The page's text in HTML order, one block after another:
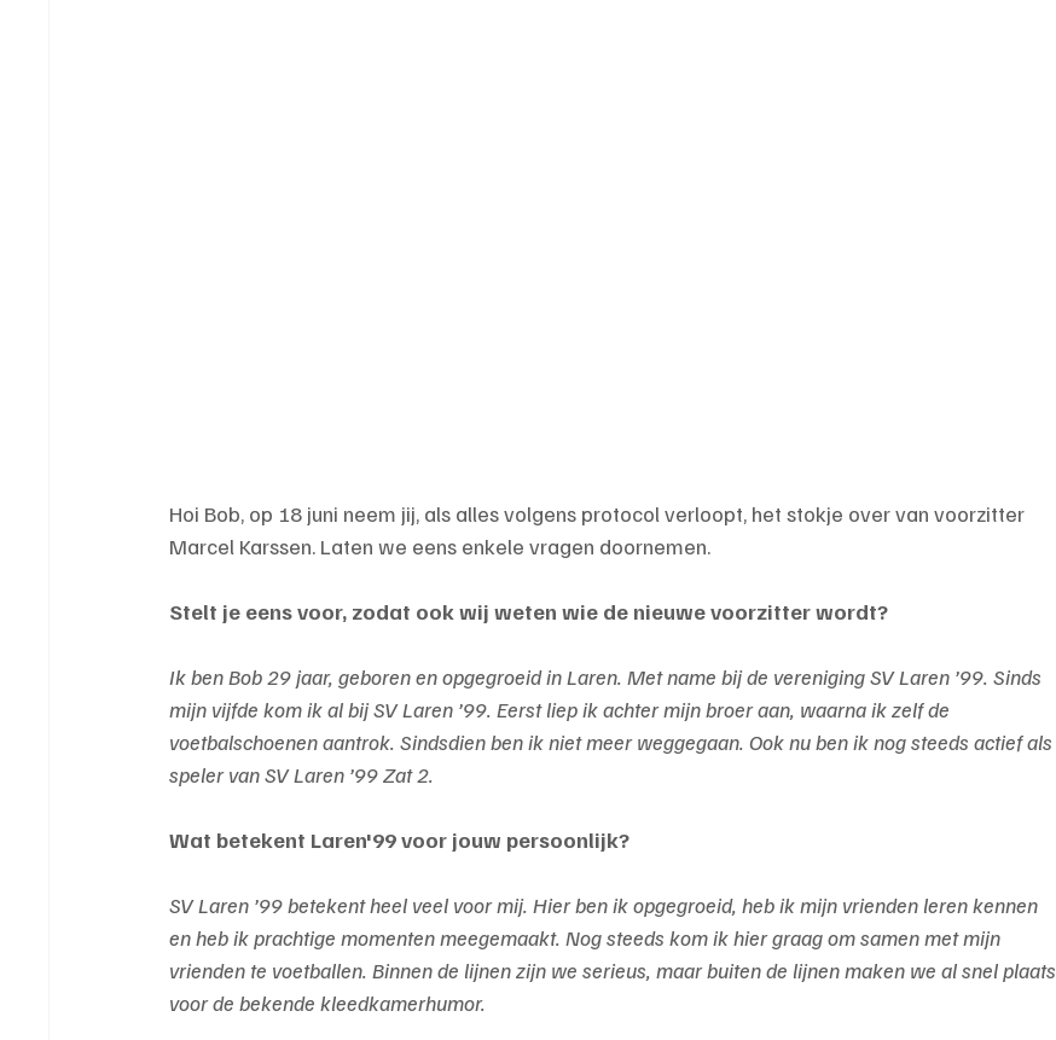
Hoi Bob, op 18 juni neem jij, als alles volgens protocol verloopt, het stokje over van voorzitter
Marcel Karssen. Laten we eens enkele vragen doornemen.
Stelt je eens voor, zodat ook wij weten wie de nieuwe voorzitter wordt?
Ik ben Bob 29 jaar, geboren en opgegroeid in Laren. Met name bij de vereniging SV Laren ’99. Sinds
mijn vijfde kom ik al bij SV Laren ’99. Eerst liep ik achter mijn broer aan, waarna ik zelf de
voetbalschoenen aantrok. Sindsdien ben ik niet meer weggegaan. Ook nu ben ik nog steeds actief als
speler van SV Laren ’99 Zat 2.
Wat betekent Laren'99 voor jouw persoonlijk?
SV Laren ’99 betekent heel veel voor mij. Hier ben ik opgegroeid, heb ik mijn vrienden leren kennen
en heb ik prachtige momenten meegemaakt. Nog steeds kom ik hier graag om samen met mijn
vrienden te voetballen. Binnen de lijnen zijn we serieus, maar buiten de lijnen maken we al snel plaats
voor de bekende kleedkamerhumor.